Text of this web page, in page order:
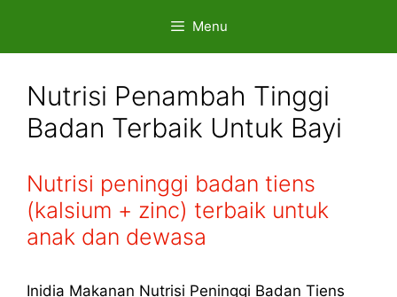
content
Menu
Nutrisi Penambah Tinggi
Badan Terbaik Untuk Bayi
Nutrisi peninggi badan tiens
(kalsium + zinc) terbaik untuk
anak dan dewasa
Inidia Makanan Nutrisi Peninggi Badan Tiens